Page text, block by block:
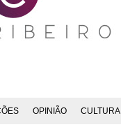
OPINIÃO CULTURA